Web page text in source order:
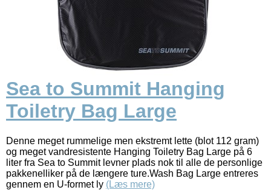
Sea to Summit Hanging
Toiletry Bag Large
Denne meget rummelige men ekstremt lette (blot 112 gram)
og meget vandresistente Hanging Toiletry Bag Large på 6
liter fra Sea to Summit levner plads nok til alle de personlige
pakkenelliker på de længere ture.Wash Bag Large entreres
gennem en U-formet ly (Læs mere)